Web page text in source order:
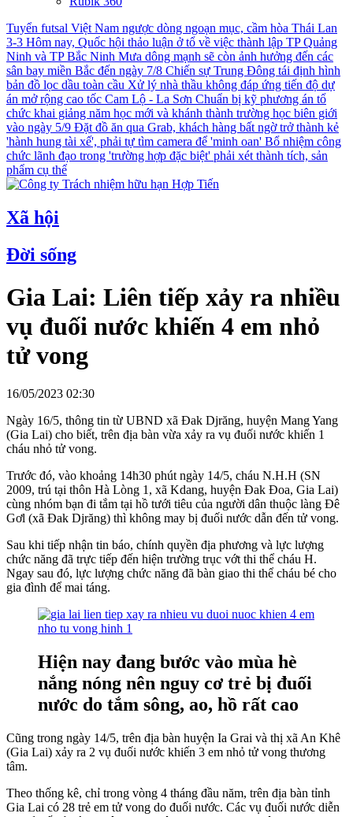
Tuyển futsal Việt Nam ngược dòng ngoạn mục, cầm hòa Thái Lan
3-3 Hôm nay, Quốc hội thảo luận ở tổ về việc thành lập TP Quảng
Ninh và TP Bắc Ninh Mưa dông mạnh sẽ còn ảnh hưởng đến các
sân bay miền Bắc đến ngày 7/8 Chiến sự Trung Đông tái định hình
bản đồ lọc dầu toàn cầu Xử lý nhà thầu không đáp ứng tiến độ dự
án mở rộng cao tốc Cam Lộ - La Sơn Chuẩn bị kỹ phương án tổ
chức khai giảng năm học mới và khánh thành trường học biên giới
vào ngày 5/9 Đặt đồ ăn qua Grab, khách hàng bất ngờ trở thành kẻ
'hành hung tài xế', phải tự tìm camera để 'minh oan' Bổ nhiệm công
chức lãnh đạo trong 'trường hợp đặc biệt' phải xét thành tích, sản
phẩm cụ thể
Xã hội
Đời sống
Gia Lai: Liên tiếp xảy ra nhiều
vụ đuối nước khiến 4 em nhỏ
tử vong
16/05/2023 02:30
Ngày 16/5, thông tin từ UBND xã Đak Djrăng, huyện Mang Yang
(Gia Lai) cho biết, trên địa bàn vừa xảy ra vụ đuối nước khiến 1
cháu nhỏ tử vong.
Trước đó, vào khoảng 14h30 phút ngày 14/5, cháu N.H.H (SN
2009, trú tại thôn Hà Lòng 1, xã Kdang, huyện Đak Đoa, Gia Lai)
cùng nhóm bạn đi tắm tại hồ tưới tiêu của người dân thuộc làng Đê
Gơl (xã Đak Djrăng) thì không may bị đuối nước dẫn đến tử vong.
Sau khi tiếp nhận tin báo, chính quyền địa phương và lực lượng
chức năng đã trực tiếp đến hiện trường trục vớt thi thể cháu H.
Ngay sau đó, lực lượng chức năng đã bàn giao thi thể cháu bé cho
gia đình để mai táng.
Hiện nay đang bước vào mùa hè
nắng nóng nên nguy cơ trẻ bị đuối
nước do tắm sông, ao, hồ rất cao
Cũng trong ngày 14/5, trên địa bàn huyện Ia Grai và thị xã An Khê
(Gia Lai) xảy ra 2 vụ đuối nước khiến 3 em nhỏ tử vong thương
tâm.
Theo thống kê, chỉ trong vòng 4 tháng đầu năm, trên địa bàn tỉnh
Gia Lai có 28 trẻ em tử vong do đuối nước. Các vụ đuối nước diễn